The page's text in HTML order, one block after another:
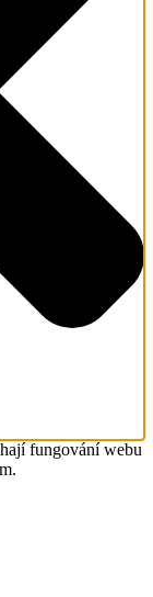
fungování webu